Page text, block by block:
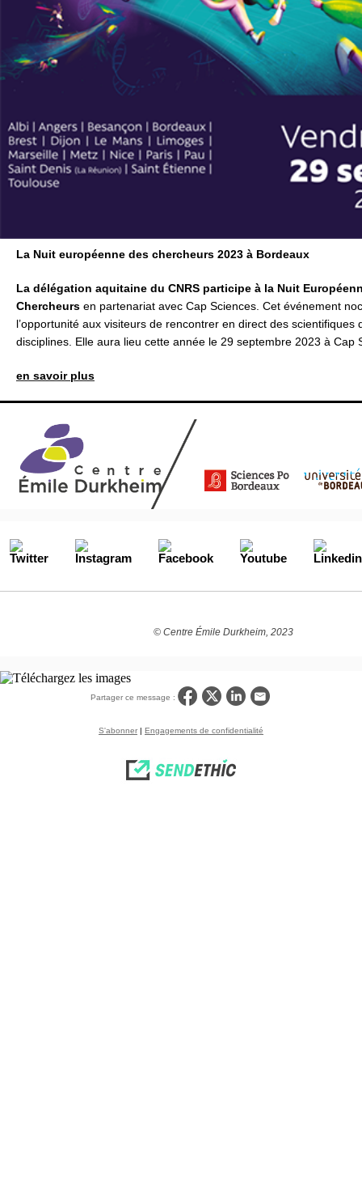
La Nuit européenne des chercheurs 2023 à Bordeaux
La délégation aquitaine du CNRS participe à la Nuit
Chercheurs en partenariat avec Cap Sciences. Cet événement
l’opportunité aux visiteurs de rencontrer en direct des scientifiques
disciplines. Elle aura lieu cette année le 29 septembre 2023 à Cap
en savoir plus
© Centre Émile Durkheim, 2023
Partager ce message :
S'abonner | Engagements de confidentialité